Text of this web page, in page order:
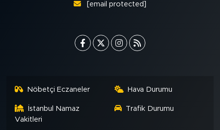
[email protected]
Nöbetçi Eczaneler Hava Durumu
İstanbul Namaz
Vakitleri
Trafik Durumu